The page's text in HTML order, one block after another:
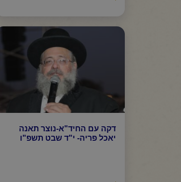
דקה עם החיד"א-נוצר תאנה
יאכל פריה- י"ד שבט תשפ"ו